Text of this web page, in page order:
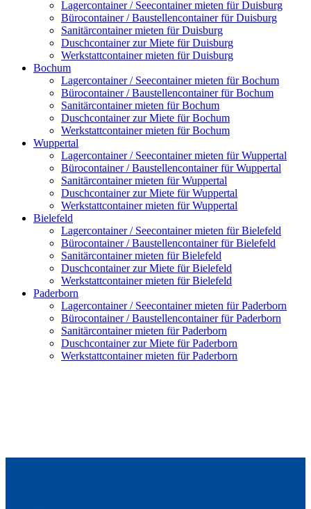
Lagercontainer / Seecontainer mieten für Duisburg
Bürocontainer / Baustellencontainer für Duisburg
Sanitärcontainer mieten für Duisburg
Duschcontainer zur Miete für Duisburg
Werkstattcontainer mieten für Duisburg
Bochum
Lagercontainer / Seecontainer mieten für Bochum
Bürocontainer / Baustellencontainer für Bochum
Sanitärcontainer mieten für Bochum
Duschcontainer zur Miete für Bochum
Werkstattcontainer mieten für Bochum
Wuppertal
Lagercontainer / Seecontainer mieten für Wuppertal
Bürocontainer / Baustellencontainer für Wuppertal
Sanitärcontainer mieten für Wuppertal
Duschcontainer zur Miete für Wuppertal
Werkstattcontainer mieten für Wuppertal
Bielefeld
Lagercontainer / Seecontainer mieten für Bielefeld
Bürocontainer / Baustellencontainer für Bielefeld
Sanitärcontainer mieten für Bielefeld
Duschcontainer zur Miete für Bielefeld
Werkstattcontainer mieten für Bielefeld
Paderborn
Lagercontainer / Seecontainer mieten für Paderborn
Bürocontainer / Baustellencontainer für Paderborn
Sanitärcontainer mieten für Paderborn
Duschcontainer zur Miete für Paderborn
Werkstattcontainer mieten für Paderborn